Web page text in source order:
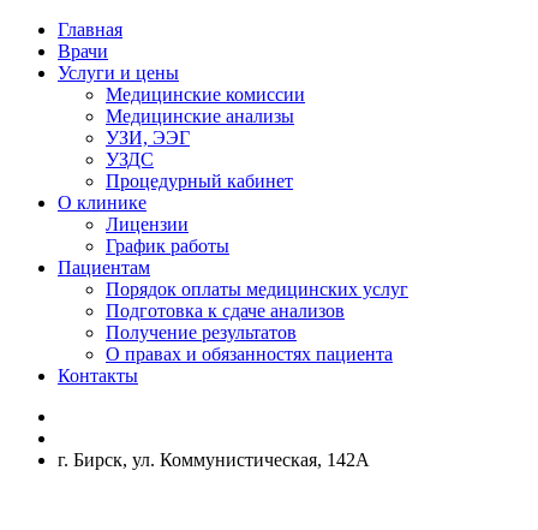
Главная
Врачи
Услуги и цены
Медицинские комиссии
Медицинские анализы
УЗИ, ЭЭГ
УЗДС
Процедурный кабинет
О клинике
Лицензии
График работы
Пациентам
Порядок оплаты медицинских услуг
Подготовка к сдаче анализов
Получение результатов
О правах и обязанностях пациента
Контакты
г. Бирск, ул. Коммунистическая, 142А